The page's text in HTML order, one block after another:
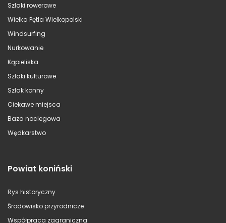
Szlaki rowerowe
Wielka Pętla Wielkopolski
Windsurfing
Nurkowanie
Kąpieliska
Szlaki kulturowe
Szlak konny
Ciekawe miejsca
Baza noclegowa
Wędkarstwo
Powiat koniński
Rys historyczny
Środowisko przyrodnicze
Współpraca zagraniczna